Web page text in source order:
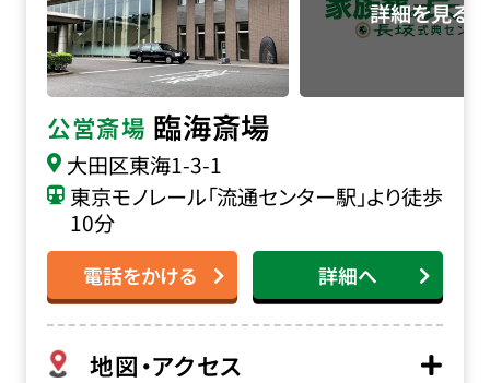
公営斎場 臨海斎場
大田区東海1-3-1
東京モノレール「流通センター駅」より徒歩
10分
電話をかける 詳細へ
地図・アクセス